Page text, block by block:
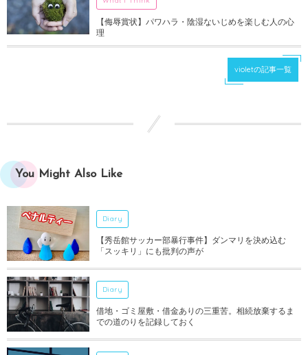
【侮辱賞状】パワハラ・陰湿ないじめを楽しむ人の心
理
violetの記事一覧
You Might Also Like
Diary
【秀岳館サッカー部暴行事件】ダンマリを決め込む
「スッキリ」にも批判の声が
Diary
借地・ゴミ屋敷・借金ありの三重苦。相続放棄するま
での道のりを記録しておく